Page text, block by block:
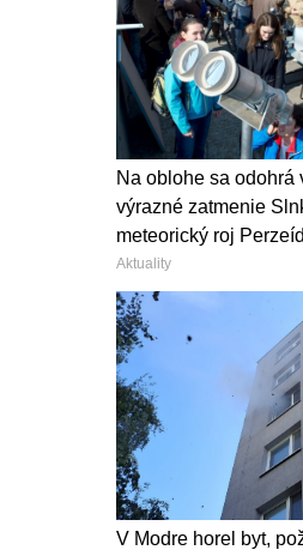
Na oblohe sa odohrá
výrazné zatmenie
meteorický roj
Aktuality
V Modre horel byt,